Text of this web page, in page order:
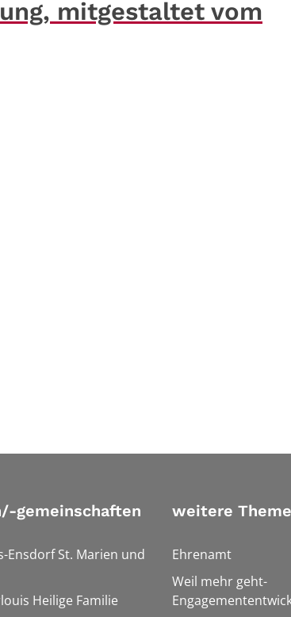
mitgestaltet vom
gemeinschaften
Ensdorf St. Marien und
Heilige Familie
weitere
Ehrenamt
Weil mehr geht-